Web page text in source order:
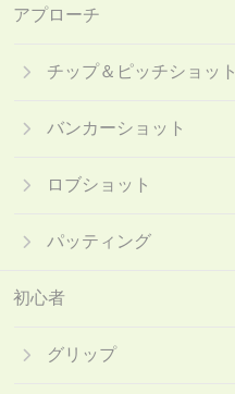
アプローチ
チップ＆ピッチショット
バンカーショット
ロブショット
パッティング
初心者
グリップ